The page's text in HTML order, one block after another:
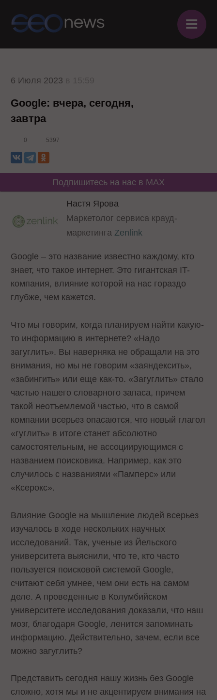
≡
6 Июля 2023
Google: вчера, сегодня,
завтра
0 5397
Подпишитесь на нас в MAX
Настя Ярова
Маркетолог сервиса крауд-
маркетинга Zenlink
Google – это название известно каждому, кто
знает, что такое интернет. Это гигантская IT-
компания, влияние которой на нас гораздо
глубже, чем кажется.
Что мы говорим, когда планируем найти какую-
то информацию в интернете? «Надо
загуглить». Вы наверняка не обращали на это
внимания, но мы не говорим «заяндексить»,
«забингить» или еще как-то. «Загуглить» стало
частью нашего словарного запаса, причем
такой неотъемлемой частью, что в самой
компании всерьез опасаются, что новый глагол
«гуглить» в итоге станет абсолютно
самостоятельным, не ассоциирующимся с
названием поисковика. Например, как это
случилось с названиями «Памперс» или
«Ксерокс».
Влияние Google на мышление людей всерьез
изучалось в ходе нескольких научных
исследований. Так, ученые из Йельского
университета выяснили, что те, кто часто
пользуется поисковой системой Google,
считают себя умнее, чем они есть на самом
деле. А проведенные в Колумбийском
университете исследования доказали, что наш
мозг, благодаря Google, ленится запоминать
информацию. Действительно, зачем, если все
можно загуглить?
Представить сегодня нашу жизнь без Google
сложно, хотя мы и не акцентируем внимания на